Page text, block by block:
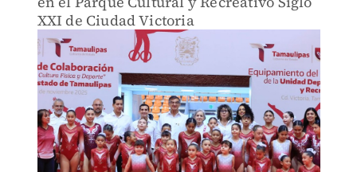
XXI de Ciudad Victoria